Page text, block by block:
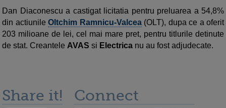
Dan Diaconescu a castigat licitatia pentru preluarea a 54,8%
din actiunile Oltchim Ramnicu-Valcea(OLT), dupa ce a oferit
203 milioane de lei, cel mai mare pret, pentru titlurile detinute
de stat. Creantele AVAS si Electrica nu au fost adjudecate.
Share it! Connect